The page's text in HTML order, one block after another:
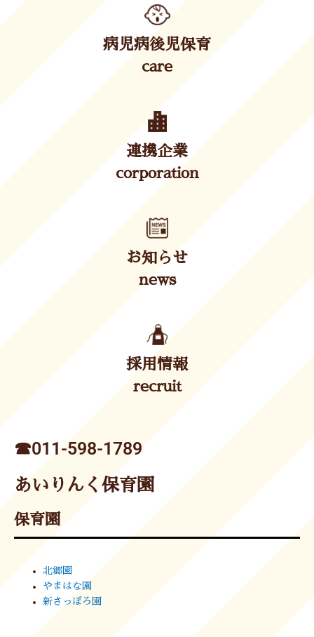
病児病後児保育
care
連携企業
corporation
お知らせ
news
採用情報
recruit
☎︎011-598-1789
あいりんく保育園
保育園
北郷園
やまはな園
新さっぽろ園